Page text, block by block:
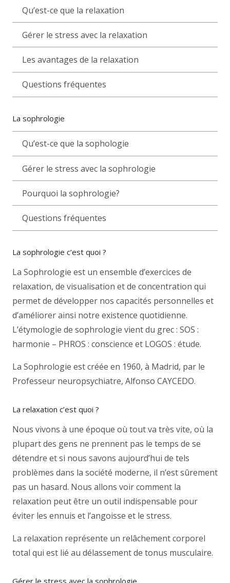
Qu’est-ce que la relaxation
Gérer le stress avec la relaxation
Les avantages de la relaxation
Questions fréquentes
La sophrologie
Qu’est-ce que la sophologie
Gérer le stress avec la sophrologie
Pourquoi la sophrologie?
Questions fréquentes
La sophrologie c’est quoi ?
La Sophrologie est un ensemble d’exercices de
relaxation, de visualisation et de concentration qui
permet de développer nos capacités personnelles et
d’améliorer ainsi notre existence quotidienne.
L’étymologie de sophrologie vient du grec : SOS :
harmonie – PHROS : conscience et LOGOS : étude.
La Sophrologie est créée en 1960, à Madrid, par le
Professeur neuropsychiatre, Alfonso CAYCEDO.
La relaxation c’est quoi ?
Nous vivons à une époque où tout va très vite, où la
plupart des gens ne prennent pas le temps de se
détendre et si nous savons aujourd’hui de tels
problèmes dans la société moderne, il n’est sûrement
pas un hasard. Nous allons voir comment la
relaxation peut être un outil indispensable pour
éviter les ennuis et l’angoisse et le stress.
La relaxation représente un relâchement corporel
total qui est lié au délassement de tonus musculaire.
Gérer le stress avec la sophrologie